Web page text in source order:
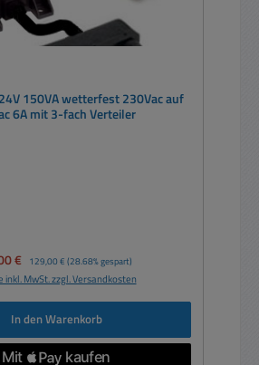
150VA wetterfest 230Vac auf
6A mit 3-fach Verteiler
€ Regulärer Preis:
129,00 € (28.68% gespart)
inkl. MwSt. zzgl. Versandkosten
In den Warenkorb